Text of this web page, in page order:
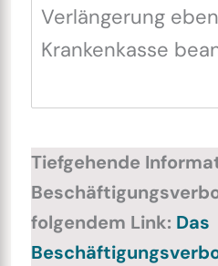
Verlängerung
Krankenkasse
Tiefgehende
folgendem Link: Das